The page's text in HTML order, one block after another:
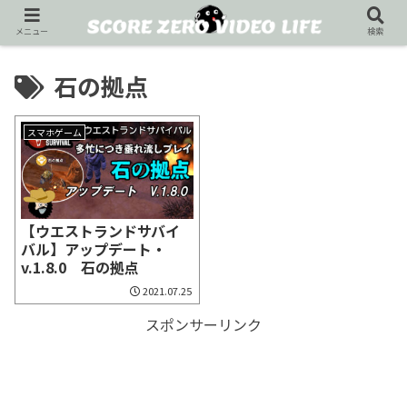
石の拠点
スマホゲーム
【ウエストランドサバイ
バル】アップデート・
v.1.8.0 石の拠点
2021.07.25
スポンサーリンク
メニュー 検索